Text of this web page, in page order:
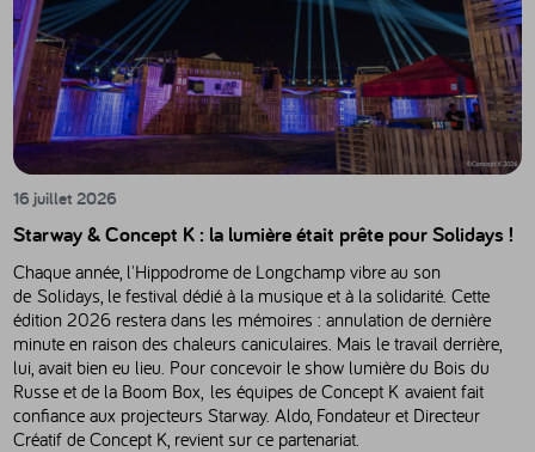
16 juillet 2026
Starway & Concept K : la lumière était prête pour Solidays !
Chaque année, l'Hippodrome de Longchamp vibre au son
de Solidays, le festival dédié à la musique et à la solidarité. Cette
édition 2026 restera dans les mémoires : annulation de dernière
minute en raison des chaleurs caniculaires. Mais le travail derrière,
lui, avait bien eu lieu. Pour concevoir le show lumière du Bois du
Russe et de la Boom Box, les équipes de Concept K avaient fait
confiance aux projecteurs Starway. Aldo, Fondateur et Directeur
Créatif de Concept K, revient sur ce partenariat.